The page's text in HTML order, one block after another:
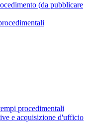
(da pubblicare
procedimentali
e acquisizione d'ufficio